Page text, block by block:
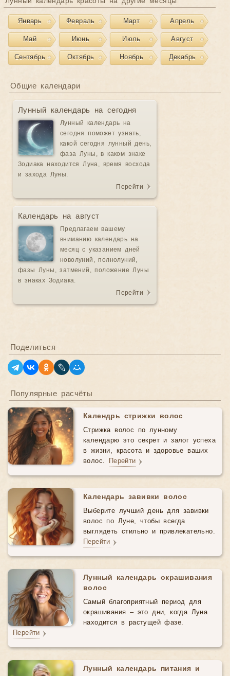
Январь Февраль Март Апрель
Май Июнь Июль Август
Сентябрь Октябрь Ноябрь Декабрь
Общие календари
Лунный календарь на сегодня
Лунный календарь на
сегодня поможет узнать,
какой сегодня лунный день,
фаза Луны, в каком знаке
Зодиака находится Луна, время восхода
и захода Луны.
Перейти
Календарь на август
Предлагаем вашему
вниманию календарь на
месяц с указанием дней
новолуний, полнолуний,
фазы Луны, затмений, положение Луны
в знаках Зодиака.
Перейти
Поделиться
Популярные расчёты
Календрь стрижки волос
Стрижка волос по лунному
календарю это секрет и залог успеха
в жизни, красота и здоровье ваших
волос. Перейти
Календарь завивки волос
Выберите лучший день для завивки
волос по Луне, чтобы всегда
выглядеть стильно и привлекательно.
Перейти
Лунный календарь окрашивания
волос
Самый благоприятный период для
окрашивания – это дни, когда Луна
находится в растущей фазе.
Перейти
Лунный календарь питания и